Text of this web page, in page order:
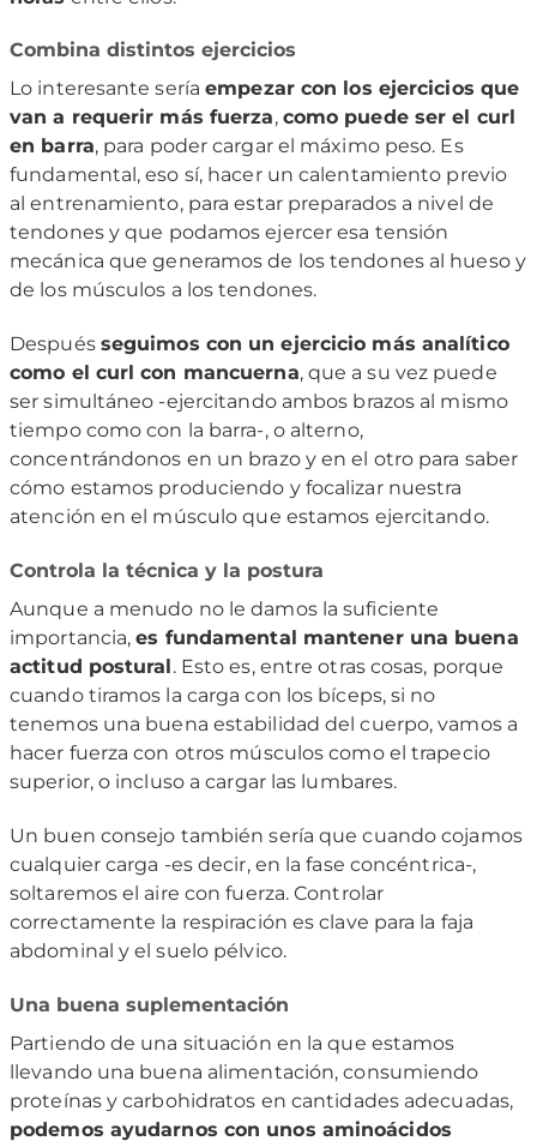
Combina distintos ejercicios
Lo interesante seríaempezar con los ejercicios que
van a requerir más fuerza, como puede ser el curl
en barra, para poder cargar el máximo peso. Es
fundamental, eso sí, hacer un calentamiento previo
al entrenamiento, para estar preparados a nivel de
tendones y que podamos ejercer esa tensión
mecánica que generamos de los tendones al hueso y
de los músculos a los tendones.
Después seguimos con un ejercicio más analítico
como el curl con mancuerna, que a su vez puede
ser simultáneo -ejercitando ambos brazos al mismo
tiempo como con la barra-, o alterno,
concentrándonos en un brazo y en el otro para saber
cómo estamos produciendo y focalizar nuestra
atención en el músculo que estamos ejercitando.
Controla la técnica y la postura
Aunque a menudo no le damos la suficiente
importancia,es fundamental mantener una buena
actitud postural. Esto es, entre otras cosas, porque
cuando tiramos la carga con los bíceps, si no
tenemos una buena estabilidad del cuerpo, vamos a
hacer fuerza con otros músculos como el trapecio
superior, o incluso a cargar las lumbares.
Un buen consejo también sería que cuando cojamos
cualquier carga -es decir, en la fase concéntrica-,
soltaremos el aire con fuerza. Controlar
correctamente la respiración es clave para la faja
abdominal y el suelo pélvico.
Una buena suplementación
Partiendo de una situación en la que estamos
llevando una buena alimentación, consumiendo
proteínas y carbohidratos en cantidades adecuadas,
podemos ayudarnos con unos aminoácidos